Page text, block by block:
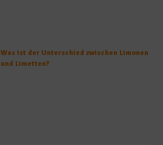
Was ist der Unterschied zwischen Limonen
und Limetten?